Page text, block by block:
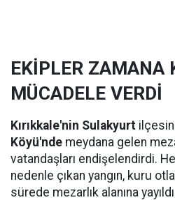
EKİPLER ZAMANA
MÜCADELE VERDİ
Kırıkkale'nin Sulakyurt
Köyü'nde meydana gelen
vatandaşları endişelendirdi.
nedenle çıkan yangın, kuru
sürede mezarlık alanına